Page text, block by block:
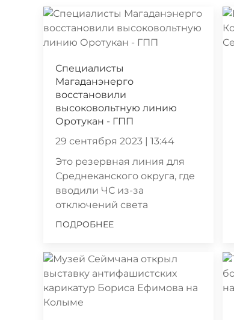
Специалисты
Магаданэнерго
восстановили
высоковольтную линию
Оротукан - ГПП
29 сентября 2023 | 13:44
Это резервная линия для
Среднеканского округа, где
вводили ЧС из-за
отключений света
ПОДРОБНЕЕ